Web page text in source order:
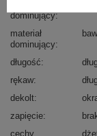
dominujący
materiał
dominujący
długość
rękaw
dekolt
zapięcie
cechy